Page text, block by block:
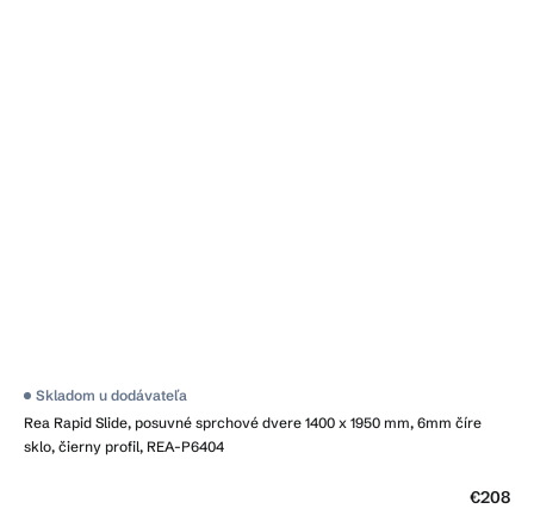
Rea Rapid Slide, posuvné sprchové dvere 1400 x 1950 mm, 6mm číre
sklo, čierny profil, REA-P6404
Skladom u dodávateľa
€208